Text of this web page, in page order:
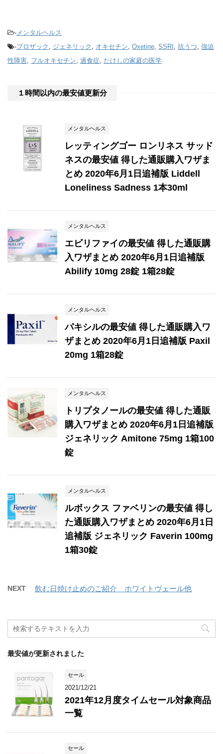
-メンタルヘルス
-プロザック , ジェネリック , オキセチン, Oxetine, SSRI , 抗うつ, 強迫
性障害, フルオキセチン, 過食症, たけしの家庭の医学
１時間以内の最安値更新分
メンタルヘルス
レッティングゴー ロンリネス サッド
ネスの最安値 得した通販購入ワザま
とめ 2020年6月1日追補版 Liddell
Loneliness Sadness 1本30ml
メンタルヘルス
エビリファイの最安値 得した通販購
入ワザまとめ 2020年6月1日追補版
Abilify 10mg 28錠 1箱28錠
メンタルヘルス
パキシルの最安値 得した通販購入ワ
ザまとめ 2020年6月1日追補版 Paxil
20mg 1箱28錠
メンタルヘルス
トリプタノールの最安値 得した通販
購入ワザまとめ 2020年6月1日追補版
ジェネリック Amitone 75mg 1箱100
錠
メンタルヘルス
ルボックス ファベリンの最安値 得し
た通販購入ワザまとめ 2020年6月1日
追補版 ジェネリック Faverin 100mg
1箱30錠
NEXT 飲む日焼け止めのご紹介 ホワイトヴェール他
最安値が更新されました
セール
2021/12/21
2021年12月度タイムセール対象商品
一覧
セール